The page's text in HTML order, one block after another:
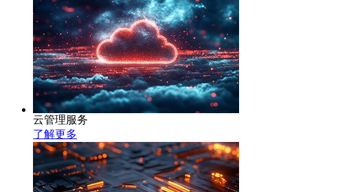
云管理服务
了解更多